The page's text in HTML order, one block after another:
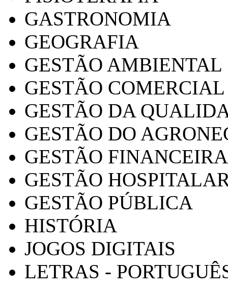
GASTRONOMIA
GEOGRAFIA
GESTÃO AMBIENTAL
GESTÃO COMERCIAL
GESTÃO DA
GESTÃO DO
GESTÃO FINANCEIRA
GESTÃO
GESTÃO PÚBLICA
HISTÓRIA
JOGOS DIGITAIS
LETRAS -